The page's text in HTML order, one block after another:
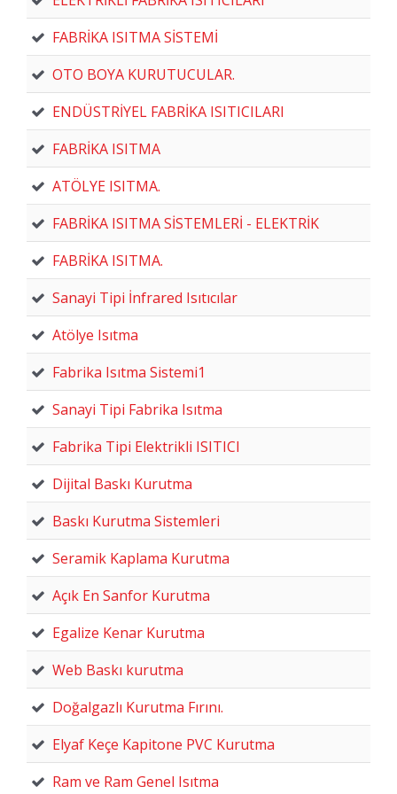
FABRİKA ISITMA SİSTEMİ
OTO BOYA KURUTUCULAR.
ENDÜSTRİYEL FABRİKA ISITICILARI
FABRİKA ISITMA
ATÖLYE ISITMA.
FABRİKA ISITMA SİSTEMLERİ - ELEKTRİK
FABRİKA ISITMA.
Sanayi Tipi İnfrared Isıtıcılar
Atölye Isıtma
Fabrika Isıtma Sistemi1
Sanayi Tipi Fabrika Isıtma
Fabrika Tipi Elektrikli ISITICI
Dijital Baskı Kurutma
Baskı Kurutma Sistemleri
Seramik Kaplama Kurutma
Açık En Sanfor Kurutma
Egalize Kenar Kurutma
Web Baskı kurutma
Doğalgazlı Kurutma Fırını.
Elyaf Keçe Kapitone PVC Kurutma
Ram ve Ram Genel Isıtma